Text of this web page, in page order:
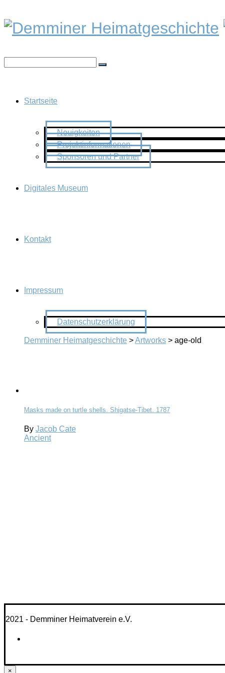
Startseite
Neuigkeiten
Projektinformationen
Sponsoren und Partner
Digitales Museum
Kontakt
Impressum
Datenschutzerklärung
Demminer Heimatgeschichte >Artworks > age-old
Masks made on turtle shells. Shigatse-Tibet. 1787
By Jacob Cate
Ancient
2021 - Demminer Heimatverein e.V.
×